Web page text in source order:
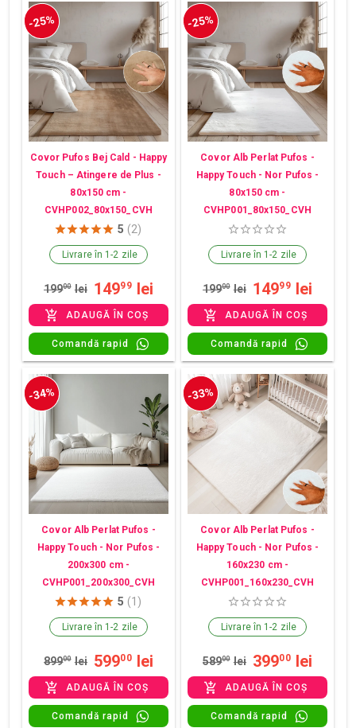
-25%
Covor Pufos Bej Cald - Happy
Touch – Atingere de Plus -
80x150 cm -
CVHP002_80x150_CVH
5 (2)
Livrare în 1-2 zile
19900 lei 14999 lei
ADAUGĂ ÎN COȘ
Comandă rapid
-25%
Covor Alb Perlat Pufos -
Happy Touch - Nor Pufos -
80x150 cm -
CVHP001_80x150_CVH
Livrare în 1-2 zile
19900 lei 14999 lei
ADAUGĂ ÎN COȘ
Comandă rapid
-34%
Covor Alb Perlat Pufos -
Happy Touch - Nor Pufos -
200x300 cm -
CVHP001_200x300_CVH
5 (1)
Livrare în 1-2 zile
89900 lei 59900 lei
ADAUGĂ ÎN COȘ
Comandă rapid
-33%
Covor Alb Perlat Pufos -
Happy Touch - Nor Pufos -
160x230 cm -
CVHP001_160x230_CVH
Livrare în 1-2 zile
58900 lei 39900 lei
ADAUGĂ ÎN COȘ
Comandă rapid